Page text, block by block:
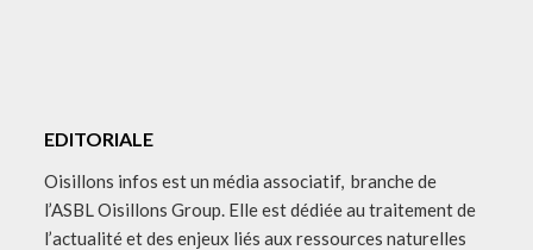
EDITORIALE
Oisillons infos est un média associatif, branche de
l’ASBL Oisillons Group. Elle est dédiée au traitement de
l’actualité et des enjeux liés aux ressources naturelles